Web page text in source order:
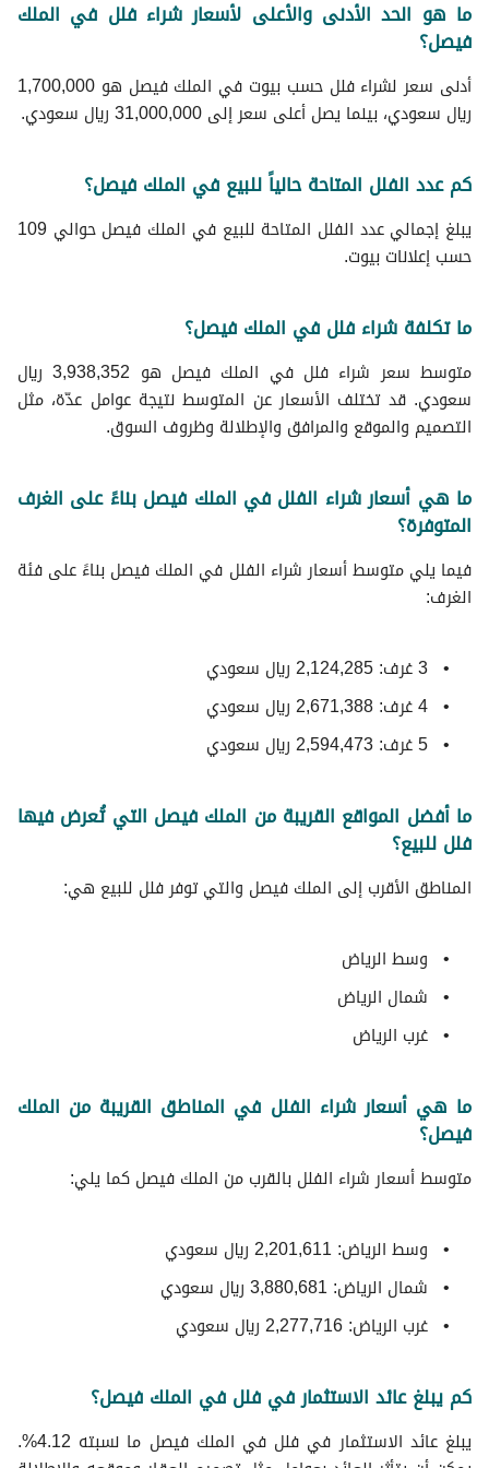
ما هو الحد الأدنى والأعلى لأسعار شراء فلل في الملك
فيصل؟
أدنى سعر لشراء فلل حسب بيوت في الملك فيصل هو 1,700,000
ريال سعودي، بينما يصل أعلى سعر إلى 31,000,000 ريال سعودي.
كم عدد الفلل المتاحة حالياً للبيع في الملك فيصل؟
يبلغ إجمالي عدد الفلل المتاحة للبيع في الملك فيصل حوالي 109
حسب إعلانات بيوت.
ما تكلفة شراء فلل في الملك فيصل؟
متوسط سعر شراء فلل في الملك فيصل هو 3,938,352 ريال
سعودي. قد تختلف الأسعار عن المتوسط نتيجة عوامل عدّة، مثل
التصميم والموقع والمرافق والإطلالة وظروف السوق.
ما هي أسعار شراء الفلل في الملك فيصل بناءً على الغرف
المتوفرة؟
فيما يلي متوسط ​​أسعار شراء الفلل في الملك فيصل بناءً على فئة
الغرف:
3 غرف: 2,124,285 ريال سعودي
4 غرف: 2,671,388 ريال سعودي
5 غرف: 2,594,473 ريال سعودي
ما أفضل المواقع القريبة من الملك فيصل التي تُعرض فيها
فلل للبيع؟
المناطق الأقرب إلى الملك فيصل والتي توفر فلل للبيع هي:
وسط الرياض
شمال الرياض
غرب الرياض
ما هي أسعار شراء الفلل في المناطق القريبة من الملك
فيصل؟
متوسط ​​أسعار شراء الفلل بالقرب من الملك فيصل كما يلي:
وسط الرياض: 2,201,611 ريال سعودي
شمال الرياض: 3,880,681 ريال سعودي
غرب الرياض: 2,277,716 ريال سعودي
كم يبلغ عائد الاستثمار في فلل في الملك فيصل؟
يبلغ عائد الاستثمار في فلل في الملك فيصل ما نسبته 4.12%.